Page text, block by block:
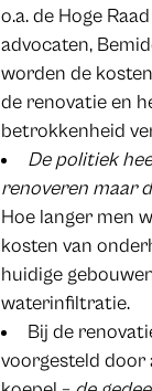
o.a. de Hoge
advocaten,
worden de
de renovatie en
betrokkenheid
De politiek
renoveren maar
Hoe langer men
kosten van
huidige
waterinfiltratie.
Bij de
voorgesteld door